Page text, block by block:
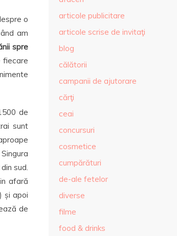
o
am
spre
fiecare
de
sunt
sud.
afară
și apoi
de
articole publicitare
articole scrise de invitaţi
blog
călătorii
campanii de ajutorare
cărţi
ceai
concursuri
cosmetice
cumpărături
de-ale fetelor
diverse
filme
food & drinks